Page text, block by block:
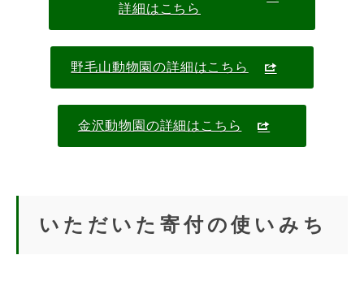
詳細はこちら
野毛山動物園の詳細はこちら
金沢動物園の詳細はこちら
いただいた寄付の使いみち